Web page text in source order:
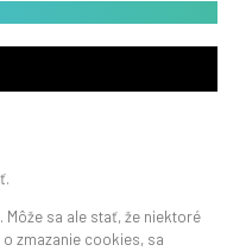
sa ale stať, že niektoré
zmazanie cookies, sa